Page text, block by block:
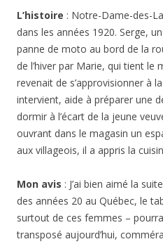
L’histoire : Notre-Dame-des-
dans les années 1920. Serge,
panne de moto au bord de la
de l’hiver par Marie, qui tient le
revenait de s’approvisionner à
intervient, aide à préparer une
dormir à l’écart de la jeune
ouvrant dans le magasin un
aux villageois, il a appris la
Mon avis : J’ai bien aimé la
des années 20 au Québec, le
surtout de ces femmes –
transposé aujourd’hui,